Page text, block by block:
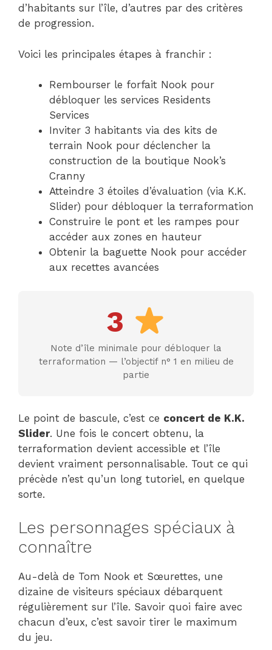
d’habitants sur l’île, d’autres par des critères
de progression.
Voici les principales étapes à franchir :
Rembourser le forfait Nook pour
débloquer les services Residents
Services
Inviter 3 habitants via des kits de
terrain Nook pour déclencher la
construction de la boutique Nook’s
Cranny
Atteindre 3 étoiles d’évaluation (via K.K.
Slider) pour débloquer la terraformation
Construire le pont et les rampes pour
accéder aux zones en hauteur
Obtenir la baguette Nook pour accéder
aux recettes avancées
3
Note d’île minimale pour débloquer la
terraformation — l’objectif n° 1 en milieu de
partie
Le point de bascule, c’est ce concert de K.K.
Slider. Une fois le concert obtenu, la
terraformation devient accessible et l’île
devient vraiment personnalisable. Tout ce qui
précède n’est qu’un long tutoriel, en quelque
sorte.
Les personnages spéciaux à
connaître
Au-delà de Tom Nook et Sœurettes, une
dizaine de visiteurs spéciaux débarquent
régulièrement sur l’île. Savoir quoi faire avec
chacun d’eux, c’est savoir tirer le maximum
du jeu.